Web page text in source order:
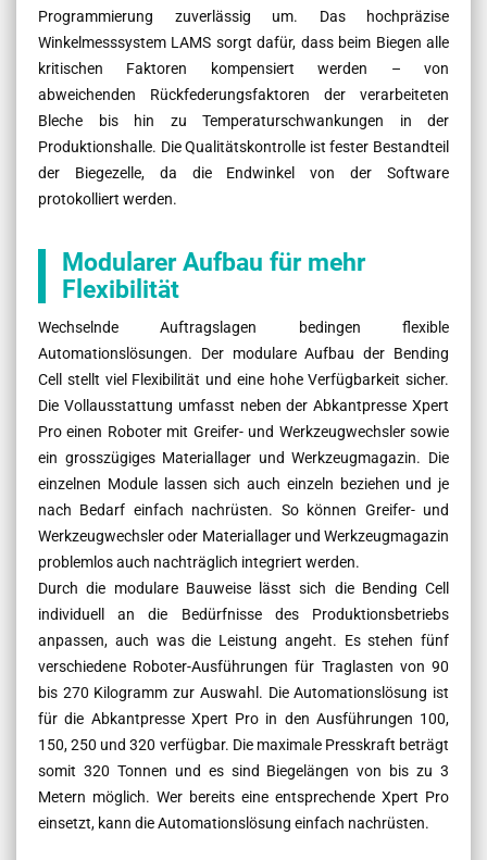
Programmierung zuverlässig um. Das hochpräzise
Winkelmesssystem LAMS sorgt dafür, dass beim Biegen alle
kritischen Faktoren kompensiert werden – von
abweichenden Rückfederungsfaktoren der verarbeiteten
Bleche bis hin zu Temperaturschwankungen in der
Produktionshalle. Die Qualitätskontrolle ist fester Bestandteil
der Biegezelle, da die Endwinkel von der Software
protokolliert werden.
Modularer Aufbau für mehr
Flexibilität
Wechselnde Auftragslagen bedingen flexible
Automationslösungen. Der modulare Aufbau der Bending
Cell stellt viel Flexibilität und eine hohe Verfügbarkeit sicher.
Die Vollausstattung umfasst neben der Abkantpresse Xpert
Pro einen Roboter mit Greifer- und Werkzeugwechsler sowie
ein grosszügiges Materiallager und Werkzeugmagazin. Die
einzelnen Module lassen sich auch einzeln beziehen und je
nach Bedarf einfach nachrüsten. So können Greifer- und
Werkzeugwechsler oder Materiallager und Werkzeugmagazin
problemlos auch nachträglich integriert werden.
Durch die modulare Bauweise lässt sich die Bending Cell
individuell an die Bedürfnisse des Produktionsbetriebs
anpassen, auch was die Leistung angeht. Es stehen fünf
verschiedene Roboter-Ausführungen für Traglasten von 90
bis 270 Kilogramm zur Auswahl. Die Automationslösung ist
für die Abkantpresse Xpert Pro in den Ausführungen 100,
150, 250 und 320 verfügbar. Die maximale Presskraft beträgt
somit 320 Tonnen und es sind Biegelängen von bis zu 3
Metern möglich. Wer bereits eine entsprechende Xpert Pro
einsetzt, kann die Automationslösung einfach nachrüsten.